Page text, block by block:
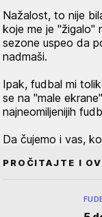
Nažalost, to nije
koje me je "žigalo"
sezone uspeo da
nadmaši.
Ipak, fudbal mi
se na "male
najneomiljenijih
Da čujemo i vas,
PROČITAJTE I